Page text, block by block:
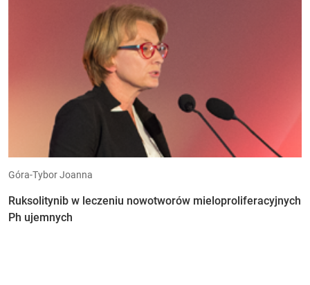
Góra-Tybor Joanna
Ruksolitynib w leczeniu nowotworów mieloproliferacyjnych
Ph ujemnych